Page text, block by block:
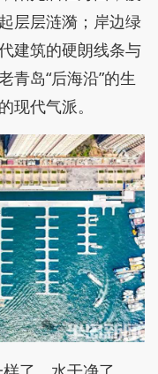
头。经过全方位整
涵”双飞跃。
漾，两条主浮桥笔
泊位整齐排列，T
浮式构筑物串联起
阳光洒在海面，波
层层涟漪；岸边绿
建筑的硬朗线条与
青岛“后海沿”的生
现代气派。